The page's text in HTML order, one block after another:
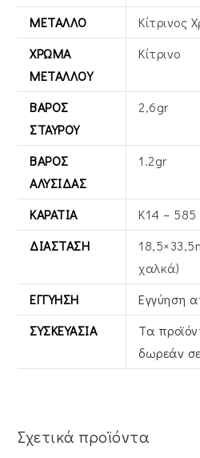
ΜΈΤΑΛΛΟ
Κίτρινος
ΧΡΏΜΑ
ΜΕΤΆΛΛΟΥ
Κίτρινο
ΒΆΡΟΣ
ΣΤΑΥΡΟΎ
2,6gr
ΒΆΡΟΣ
ΑΛΥΣΊΔΑΣ
1.2gr
ΚΑΡΆΤΙΑ
Κ14 – 585
ΔΙΆΣΤΑΣΗ
χαλκά)
ΕΓΓΎΗΣΗ
Εγγύηση
ΣΥΣΚΕΥΑΣΊΑ
Τα
δωρεάν
Σχετικά προϊόντα